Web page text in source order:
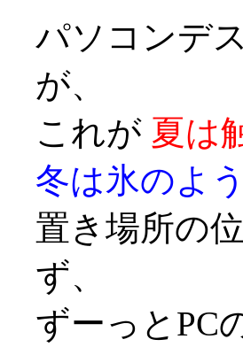
パソコンデ
が、
これが 夏は
冬は氷のよ
置き場所の
ず、
ずーっとPC